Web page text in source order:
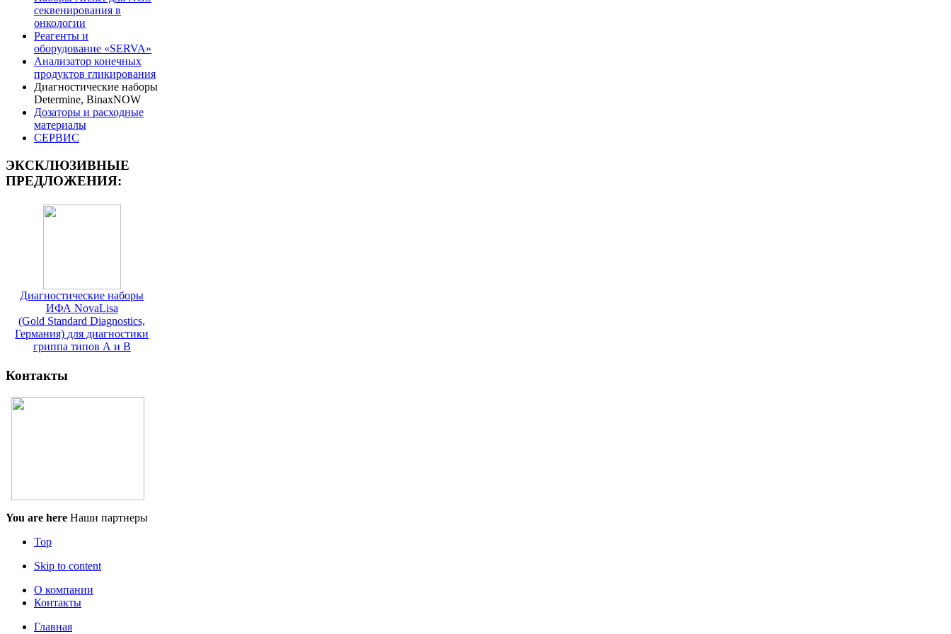
секвенирования в
онкологии
Реагенты и
оборудование «SERVA»
Анализатор конечных
продуктов гликирования
Диагностические наборы
Determine, BinaxNOW
Дозаторы и расходные
материалы
СЕРВИС
ЭКСКЛЮЗИВНЫЕ
ПРЕДЛОЖЕНИЯ:
Диагностические наборы
ИФА NovaLisa
(Gold Standard Diagnostics,
Германия) для диагностики
гриппа типов А и В
Контакты
You are here Наши партнеры
Top
Skip to content
О компании
Контакты
Главная